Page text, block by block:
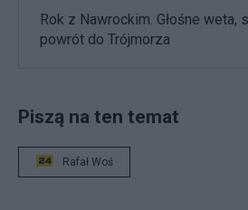
Rok z Nawrockim. Głośne weta,
powrót do Trójmorza
Piszą na ten temat
Rafał Woś